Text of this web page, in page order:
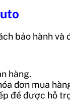
bảo hành và
hàng.
đơn mua
để được hỗ